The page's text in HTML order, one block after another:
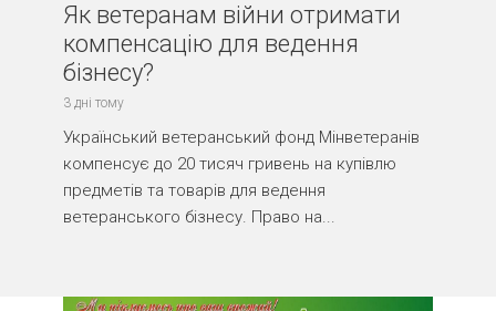
Як ветеранам війни отримати
компенсацію для ведення
бізнесу?
3 дні тому
Український ветеранський фонд Мінветеранів
компенсує до 20 тисяч гривень на купівлю
предметів та товарів для ведення
ветеранського бізнесу. Право на...